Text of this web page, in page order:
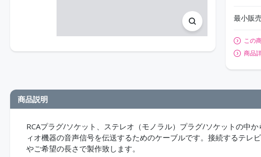
最小販
この
商品
商品説明
RCAプラグ/ソケット、ステレオ（モノラル）プラグ/ソケットの中
ィオ機器の音声信号を伝送するためのケーブルです。接続するテレ
やご希望の長さで製作致します。